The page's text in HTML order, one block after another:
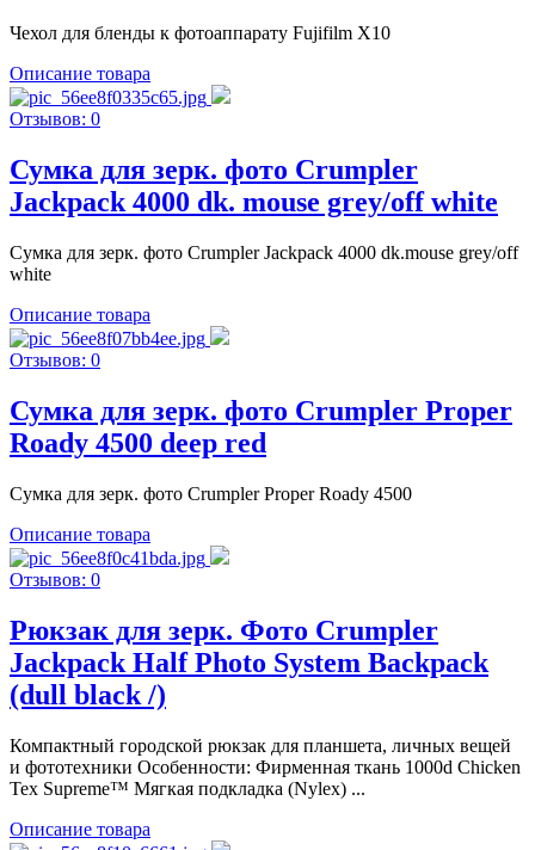
Чехол для бленды к фотоаппарату Fujifilm X10
Описание товара
Отзывов: 0
Сумка для зерк. фото Crumpler
Jackpack 4000 dk. mouse grey/off white
Сумка для зерк. фото Crumpler Jackpack 4000 dk.mouse grey/off
white
Описание товара
Отзывов: 0
Сумка для зерк. фото Crumpler Proper
Roady 4500 deep red
Сумка для зерк. фото Crumpler Proper Roady 4500
Описание товара
Отзывов: 0
Рюкзак для зерк. Фото Crumpler
Jackpack Half Photo System Backpack
(dull black /)
Компактный городской рюкзак для планшета, личных вещей
и фототехники Особенности: Фирменная ткань 1000d Chicken
Tex Supreme™ Мягкая подкладка (Nylex) ...
Описание товара